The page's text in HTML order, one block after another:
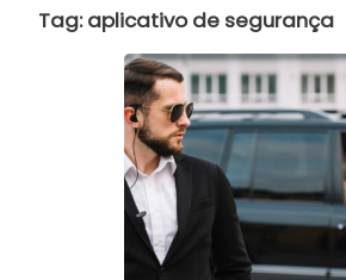
Tag:aplicativo de segurança